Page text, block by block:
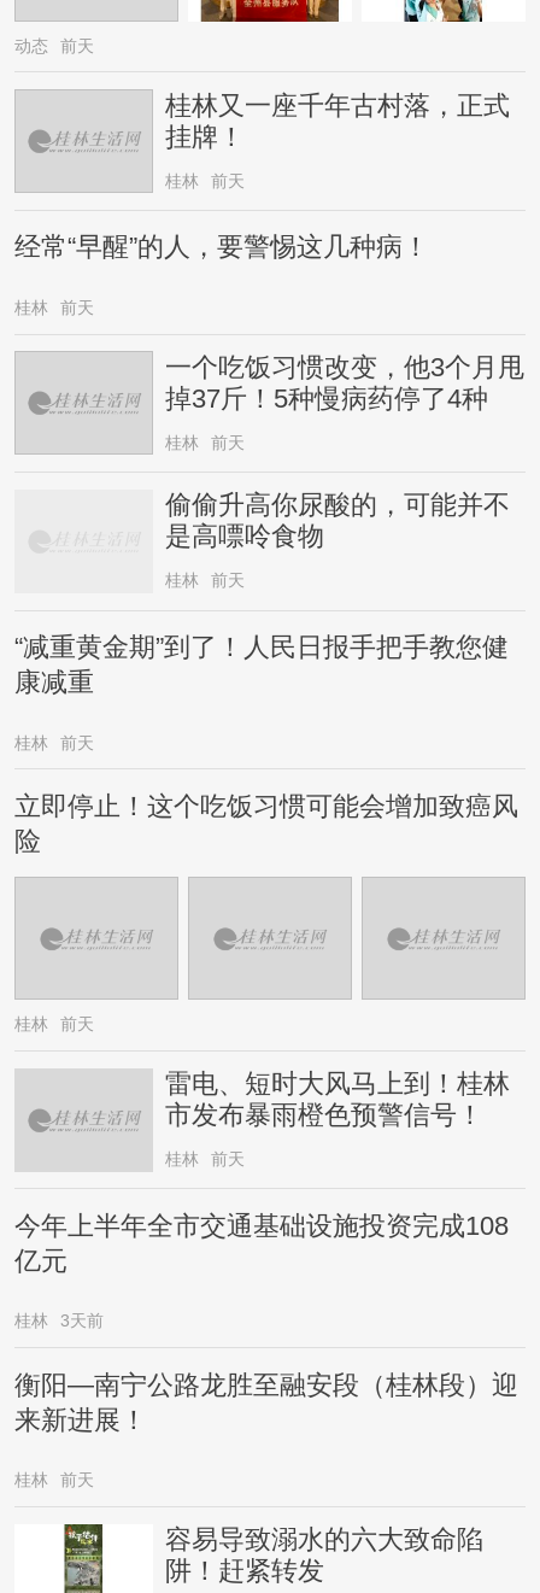
动态 前天
桂林又一座千年古村落，正式
挂牌！
桂林 前天
经常“早醒”的人，要警惕这几种病！
桂林 前天
一个吃饭习惯改变，他3个月甩
掉37斤！5种慢病药停了4种
桂林 前天
偷偷升高你尿酸的，可能并不
是高嘌呤食物
桂林 前天
“减重黄金期”到了！人民日报手把手教您健
康减重
桂林 前天
立即停止！这个吃饭习惯可能会增加致癌风
险
桂林 前天
雷电、短时大风马上到！桂林
市发布暴雨橙色预警信号！
桂林 前天
今年上半年全市交通基础设施投资完成108
亿元
桂林 3天前
衡阳—南宁公路龙胜至融安段（桂林段）迎
来新进展！
桂林 前天
容易导致溺水的六大致命陷
阱！赶紧转发